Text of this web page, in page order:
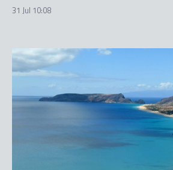
31 Jul 10:08